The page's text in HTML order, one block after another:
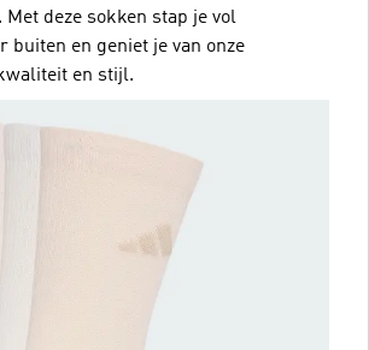
deze sokken stap je vol
buiten en geniet je van onze
en stijl.